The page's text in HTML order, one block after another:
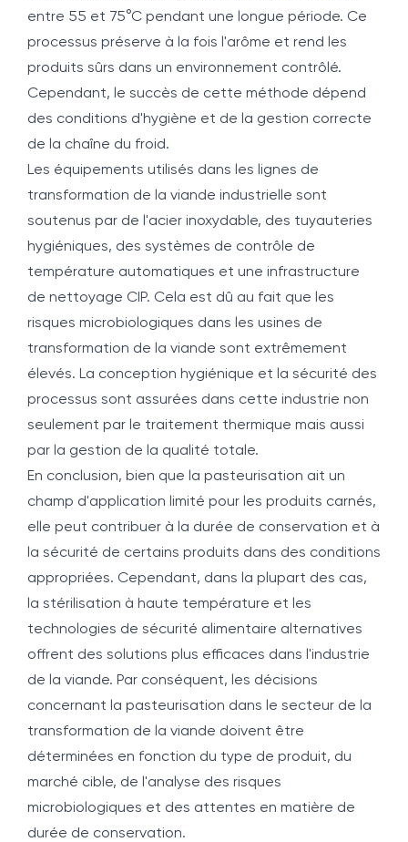
entre 55 et 75°C pendant une longue période. Ce
processus préserve à la fois l'arôme et rend les
produits sûrs dans un environnement contrôlé.
Cependant, le succès de cette méthode dépend
des conditions d'hygiène et de la gestion correcte
de la chaîne du froid.
Les équipements utilisés dans les lignes de
transformation de la viande industrielle sont
soutenus par de l'acier inoxydable, des tuyauteries
hygiéniques, des systèmes de contrôle de
température automatiques et une infrastructure
de nettoyage CIP. Cela est dû au fait que les
risques microbiologiques dans les usines de
transformation de la viande sont extrêmement
élevés. La conception hygiénique et la sécurité des
processus sont assurées dans cette industrie non
seulement par le traitement thermique mais aussi
par la gestion de la qualité totale.
En conclusion, bien que la pasteurisation ait un
champ d'application limité pour les produits carnés,
elle peut contribuer à la durée de conservation et à
la sécurité de certains produits dans des conditions
appropriées. Cependant, dans la plupart des cas,
la stérilisation à haute température et les
technologies de sécurité alimentaire alternatives
offrent des solutions plus efficaces dans l'industrie
de la viande. Par conséquent, les décisions
concernant la pasteurisation dans le secteur de la
transformation de la viande doivent être
déterminées en fonction du type de produit, du
marché cible, de l'analyse des risques
microbiologiques et des attentes en matière de
durée de conservation.